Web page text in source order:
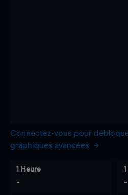
Connectez-vous pour
graphiques avancées
1 Heure
- -